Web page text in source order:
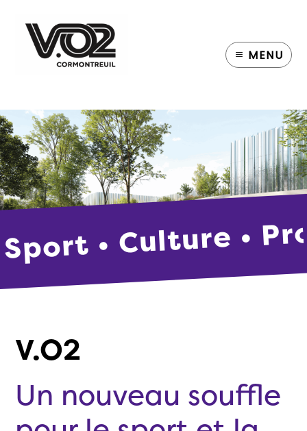
MENU
Sport • Culture •
V.O2
Un nouveau souffle